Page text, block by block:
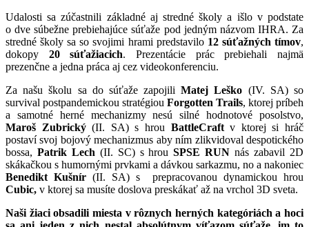
Udalosti sa zúčastnili základné aj stredné školy a išlo v podstate
o dve súbežne prebiehajúce súťaže pod jedným názvom IHRA. Za
stredné školy sa so svojimi hrami predstavilo 12 súťažných tímov,
dokopy 20 súťažiacich. Prezentácie prác prebiehali najmä
prezenčne a jedna práca aj cez videokonferenciu.
Za našu školu sa do súťaže zapojiliMatej Leško (IV. SA) so
survival postpandemickou stratégiou Forgotten Trails, ktorej príbeh
a samotné herné mechanizmy nesú silné hodnotové posolstvo,
Maroš Zubrický(II. SA) s hrou BattleCraftv ktorej si hráč
postaví svoj bojový mechanizmus aby ním zlikvidoval despotického
bossa, Patrik Lech (II. SC) s hrouSPSE RUNnás zabavil 2D
skákačkou s humornými prvkami a dávkou sarkazmu, no a nakoniec
Benedikt Kušnír (II. SA) s prepracovanou dynamickou hrou
Cubic, v ktorej sa musíte doslova preskákať až na vrchol 3D sveta.
Naši žiaci obsadili miesta v rôznych herných kategóriách a hoci